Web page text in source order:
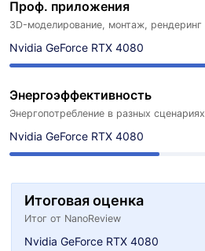
Проф. приложения
3D-моделирование, монтаж, рендеринг
Nvidia GeForce RTX 4080
Энергоэффективность
Энергопотребление в разных сценариях
Nvidia GeForce RTX 4080
Итоговая оценка
Итог от NanoReview
Nvidia GeForce RTX 4080